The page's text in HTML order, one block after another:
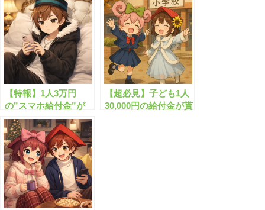
配布されます！
【特報】1人3万円
の”スマホ給付金”が
貰えます！
【超必見】子ども1人
30,000円の給付金が貰